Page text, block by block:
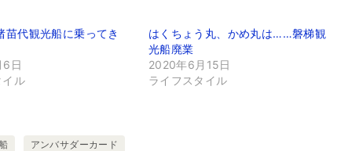
苗代観光船に乗ってき
日
イル
はくちょう丸、かめ丸は……磐梯観
光船廃業
2020年6月15日
ライフスタイル
アンバサダーカード